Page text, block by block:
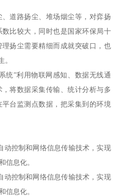
道路扬尘、堆场烟尘等，对弈扬
比较大，同时也是国家环保局十
扬尘需要精细而成就突破口，也
。
统”利用物联网感知、数据无线通
将数据采集传输、统计分析与多
台监测点数据，把采集到的环境
动控制和网络信息传输技术，实现
信息化。
动控制和网络信息传输技术，实现
信息化。